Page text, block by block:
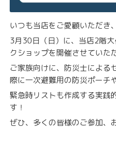
いつも当店をご愛顧いただき
3月30日（日）に、当店2階
クショップを開催させていた
ご家族向けに、防災士による
際に一次避難用の防災ポーチや
緊急時リストも作成する実践
す！
ぜひ、多くの皆様のご参加、